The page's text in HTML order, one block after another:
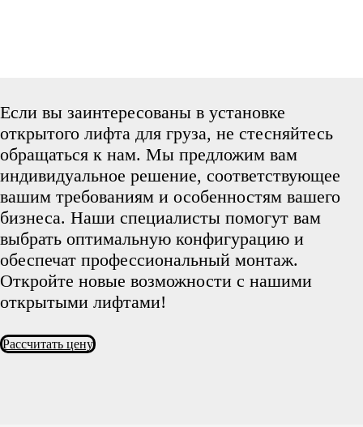
Если вы заинтересованы в установке
открытого лифта для груза, не стесняйтесь
обращаться к нам. Мы предложим вам
индивидуальное решение, соответствующее
вашим требованиям и особенностям вашего
бизнеса. Наши специалисты помогут вам
выбрать оптимальную конфигурацию и
обеспечат профессиональный монтаж.
Откройте новые возможности с нашими
открытыми лифтами!
Рассчитать цену